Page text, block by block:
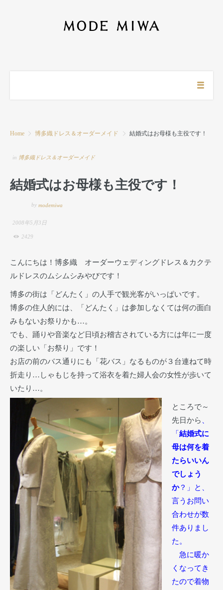
Home 博多織ドレス＆オーダーメイド 結婚式はお母様も主役です！
in 博多織ドレス＆オーダーメイド
結婚式はお母様も主役です！
by modemiwa
2008年5月3日
2429
こんにちは！博多織 オーダーウェディングドレス＆カクテ
ルドレスのムシムシみやびです！
博多の街は「どんたく」の人手で観光客がいっぱいです。
博多の住人的には、「どんたく」は参加しなくては何の面白
みもないお祭りかも…。
でも、踊りや音楽など日頃お稽古されている方には年に一度
の楽しい「お祭り」です！
お店の前のバス通りにも「花バス」なるものが３台連ねて時
折走り…しゃもじを持って浴衣を着た婦人会の女性が歩いて
いたり…。
ところで～
先日から
「結婚式に
母は何を着
たらいいん
でしょう
か？」と、
言うお問い
合わせが数
件ありまし
た。
急に暖か
くなってき
たので着物